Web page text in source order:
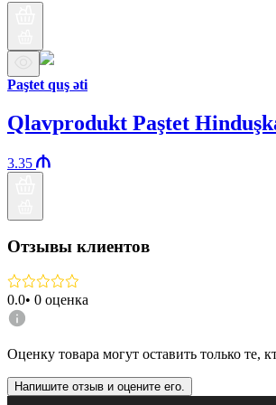
Paştet quş əti
Qlavprodukt Paştet
3.35
Отзывы клиентов
0.0• 0 оценка
Оценку товара могут оставить только те,
Напишите отзыв и оцените его.